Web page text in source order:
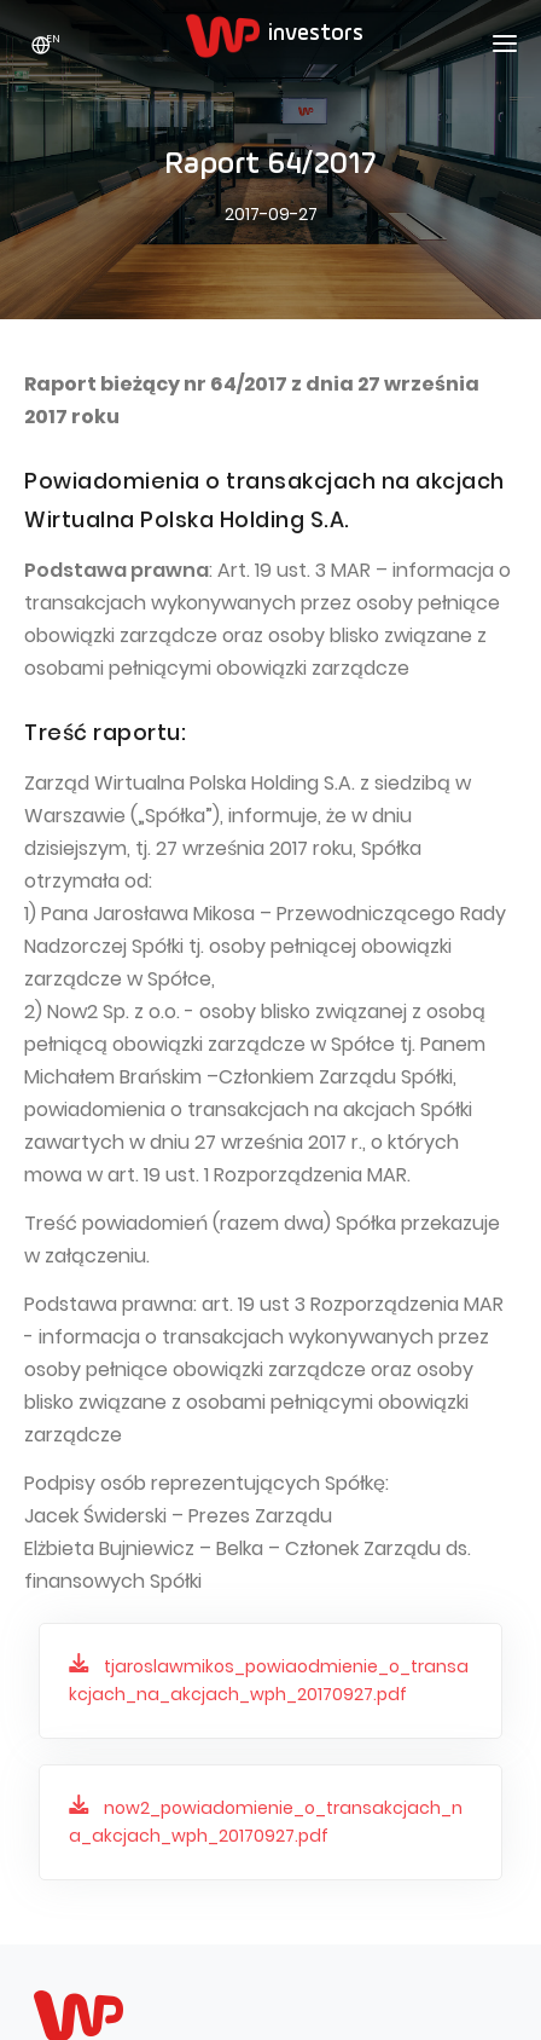
WP HOLDING
ABOUT US
Who we are
Growth strategy
Statistics
The values
Our brands
Press office
CAPITAL GROUP
WP Media
Invia Group
Superauto.pl
Totalmoney
Extradom
Wirtualne Media
INVESTORS
SHARES
Stock Quotes
WPL Shares
Dividend Policy
Analysts
Periodic reports
Integrated reports
Letters of the CEO
Prospectus
Press releases
WPH Calendar
CORPORATE GOVERNANCE
Statute
Supervisory Board
Capital Group Structure
Best practices
ADVERTISING
WP Media
Totalmoney
Extradom
CONTACT
EN
Raport 64/2017
2017-09-27
Raport bieżący nr 64/2017 z dnia 27 września
2017 roku
Powiadomienia o transakcjach na akcjach
Wirtualna Polska Holding S.A.
Podstawa prawna: Art. 19 ust. 3 MAR – informacja o
transakcjach wykonywanych przez osoby pełniące
obowiązki zarządcze oraz osoby blisko związane z
osobami pełniącymi obowiązki zarządcze
Treść raportu:
Zarząd Wirtualna Polska Holding S.A. z siedzibą w
Warszawie („Spółka”), informuje, że w dniu
dzisiejszym, tj. 27 września 2017 roku, Spółka
otrzymała od:
1) Pana Jarosława Mikosa – Przewodniczącego Rady
Nadzorczej Spółki tj. osoby pełniącej obowiązki
zarządcze w Spółce,
2) Now2 Sp. z o.o. - osoby blisko związanej z osobą
pełniącą obowiązki zarządcze w Spółce tj. Panem
Michałem Brańskim –Członkiem Zarządu Spółki,
powiadomienia o transakcjach na akcjach Spółki
zawartych w dniu 27 września 2017 r., o których
mowa w art. 19 ust. 1 Rozporządzenia MAR.
Treść powiadomień (razem dwa) Spółka przekazuje
w załączeniu.
Podstawa prawna: art. 19 ust 3 Rozporządzenia MAR
- informacja o transakcjach wykonywanych przez
osoby pełniące obowiązki zarządcze oraz osoby
blisko związane z osobami pełniącymi obowiązki
zarządcze
Podpisy osób reprezentujących Spółkę:
Jacek Świderski – Prezes Zarządu
Elżbieta Bujniewicz – Belka – Członek Zarządu ds.
finansowych Spółki
tjaroslawmikos_powiaodmienie_o_transa
kcjach_na_akcjach_wph_20170927.pdf
now2_powiadomienie_o_transakcjach_n
a_akcjach_wph_20170927.pdf